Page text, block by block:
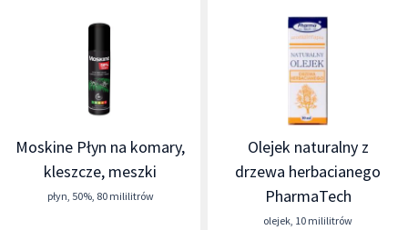
Moskine Płyn na komary,
kleszcze, meszki
płyn, 50%, 80 mililitrów
Olejek naturalny z
drzewa herbacianego
PharmaTech
olejek, 10 mililitrów